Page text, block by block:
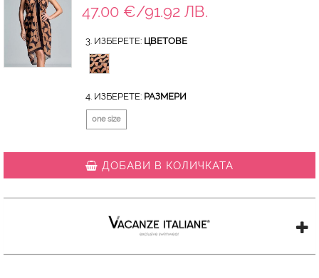
47.00 €/91.92 ЛВ.
3. ИЗБЕРЕТЕ: ЦВЕТОВЕ
4. ИЗБЕРЕТЕ: РАЗМЕРИ
one size
ДОБАВИ В КОЛИЧКАТА